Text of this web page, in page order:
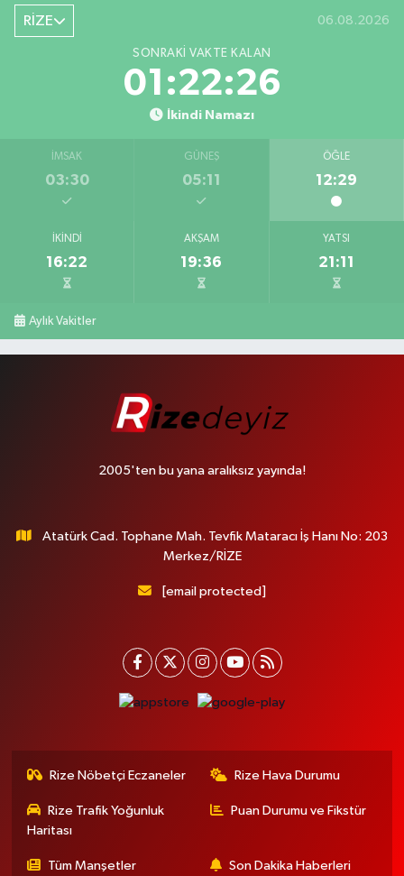
RİZE 06.08.2026
SONRAKI VAKTE KALAN
01:22:25
İkindi Namazı
İMSAK
03:30
GÜNEŞ
05:11
ÖĞLE
12:29
İKINDI
16:22
AKŞAM
19:36
YATSI
21:11
Aylık Vakitler
2005'ten bu yana aralıksız yayında!
Atatürk Cad. Tophane Mah. Tevfik Mataracı İş Hanı No: 203
Merkez/RİZE
[email protected]
Rize Nöbetçi Eczaneler Rize Hava Durumu
Rize Trafik Yoğunluk
Haritası
Puan Durumu ve Fikstür
Tüm Manşetler Son Dakika Haberleri